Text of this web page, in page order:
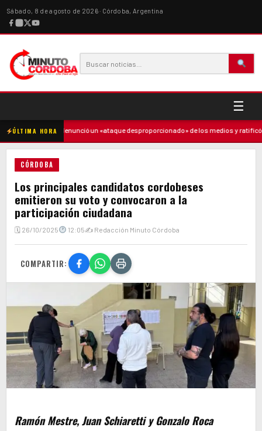
Sábado, 8 de agosto de 2026 · Córdoba, Argentina
☰
ÚLTIMA HORA
Milei denunció un «ataque desproporcionado» de los medios y ratificó el rumbo
CÓRDOBA
Los principales candidatos cordobeses
emitieron su voto y convocaron a la
participación ciudadana
🗓 26/10/2025 12:05✍ Redacción Minuto Córdoba
COMPARTIR:
Ramón Mestre, Juan Schiaretti y Gonzalo Roca